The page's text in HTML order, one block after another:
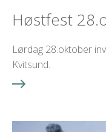
Høstfest
Lørdag 28.oktober
Kvitsund.